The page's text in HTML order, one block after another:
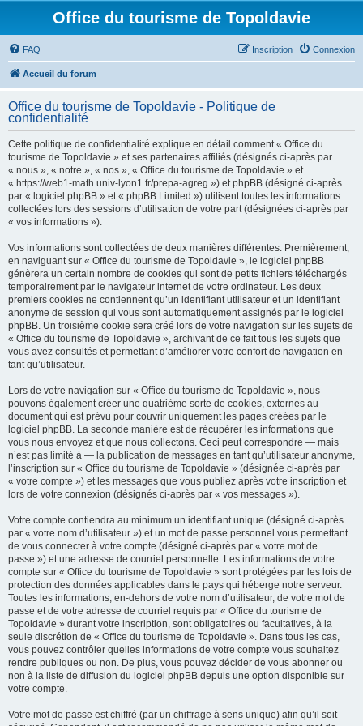
Office du tourisme de Topoldavie
FAQ Connexion
Inscription
Accueil du forum
Office du tourisme de Topoldavie - Politique de
confidentialité
Cette politique de confidentialité explique en détail comment « Office du
tourisme de Topoldavie » et ses partenaires affiliés (désignés ci-après par
« nous », « notre », « nos », « Office du tourisme de Topoldavie » et
« https://web1-math.univ-lyon1.fr/prepa-agreg ») et phpBB (désigné ci-après
par « logiciel phpBB » et « phpBB Limited ») utilisent toutes les informations
collectées lors des sessions d’utilisation de votre part (désignées ci-après par
« vos informations »).
Vos informations sont collectées de deux manières différentes. Premièrement,
en naviguant sur « Office du tourisme de Topoldavie », le logiciel phpBB
génèrera un certain nombre de cookies qui sont de petits fichiers téléchargés
temporairement par le navigateur internet de votre ordinateur. Les deux
premiers cookies ne contiennent qu’un identifiant utilisateur et un identifiant
anonyme de session qui vous sont automatiquement assignés par le logiciel
phpBB. Un troisième cookie sera créé lors de votre navigation sur les sujets de
« Office du tourisme de Topoldavie », archivant de ce fait tous les sujets que
vous avez consultés et permettant d’améliorer votre confort de navigation en
tant qu’utilisateur.
Lors de votre navigation sur « Office du tourisme de Topoldavie », nous
pouvons également créer une quatrième sorte de cookies, externes au
document qui est prévu pour couvrir uniquement les pages créées par le
logiciel phpBB. La seconde manière est de récupérer les informations que
vous nous envoyez et que nous collectons. Ceci peut correspondre — mais
n’est pas limité à — la publication de messages en tant qu’utilisateur anonyme,
l’inscription sur « Office du tourisme de Topoldavie » (désignée ci-après par
« votre compte ») et les messages que vous publiez après votre inscription et
lors de votre connexion (désignés ci-après par « vos messages »).
Votre compte contiendra au minimum un identifiant unique (désigné ci-après
par « votre nom d’utilisateur ») et un mot de passe personnel vous permettant
de vous connecter à votre compte (désigné ci-après par « votre mot de
passe ») et une adresse de courriel personnelle. Les informations de votre
compte sur « Office du tourisme de Topoldavie » sont protégées par les lois de
protection des données applicables dans le pays qui héberge notre serveur.
Toutes les informations, en-dehors de votre nom d’utilisateur, de votre mot de
passe et de votre adresse de courriel requis par « Office du tourisme de
Topoldavie » durant votre inscription, sont obligatoires ou facultatives, à la
seule discrétion de « Office du tourisme de Topoldavie ». Dans tous les cas,
vous pouvez contrôler quelles informations de votre compte vous souhaitez
rendre publiques ou non. De plus, vous pouvez décider de vous abonner ou
non à la liste de diffusion du logiciel phpBB depuis une option disponible sur
votre compte.
Votre mot de passe est chiffré (par un chiffrage à sens unique) afin qu’il soit